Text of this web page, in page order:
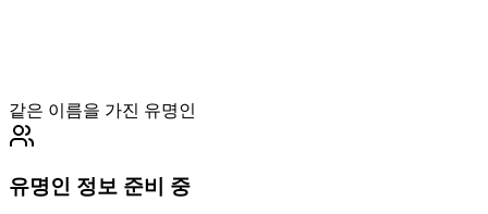
같은 이름을 가진 유명인
유명인 정보 준비 중